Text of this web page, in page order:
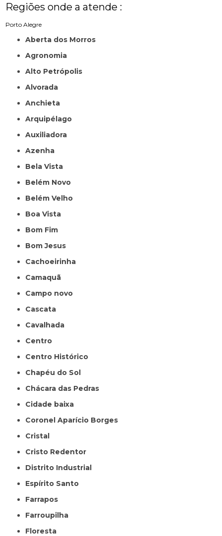
Regiões onde a atende :
Porto Alegre
Aberta dos Morros
Agronomia
Alto Petrópolis
Alvorada
Anchieta
Arquipélago
Auxiliadora
Azenha
Bela Vista
Belém Novo
Belém Velho
Boa Vista
Bom Fim
Bom Jesus
Cachoeirinha
Camaquã
Campo novo
Cascata
Cavalhada
Centro
Centro Histórico
Chapéu do Sol
Chácara das Pedras
Cidade baixa
Coronel Aparício Borges
Cristal
Cristo Redentor
Distrito Industrial
Espírito Santo
Farrapos
Farroupilha
Floresta